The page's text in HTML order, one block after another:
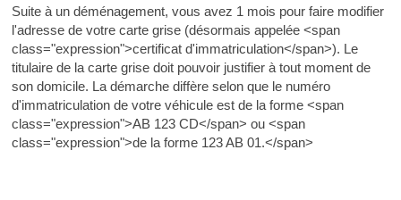
Suite à un déménagement, vous avez 1 mois pour faire modifier
l'adresse de votre carte grise (désormais appelée <span
class="expression">certificat d'immatriculation</span>). Le
titulaire de la carte grise doit pouvoir justifier à tout moment de
son domicile. La démarche diffère selon que le numéro
d'immatriculation de votre véhicule est de la forme <span
class="expression">AB 123 CD</span> ou <span
class="expression">de la forme 123 AB 01.</span>